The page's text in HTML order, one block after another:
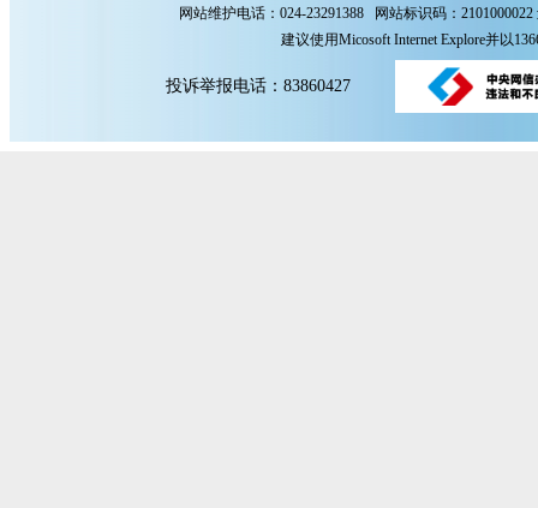
网站维护电话：024-23291388 网站标识码：2101000022
建议使用Micosoft Internet Explore并以
投诉举报电话：83860427